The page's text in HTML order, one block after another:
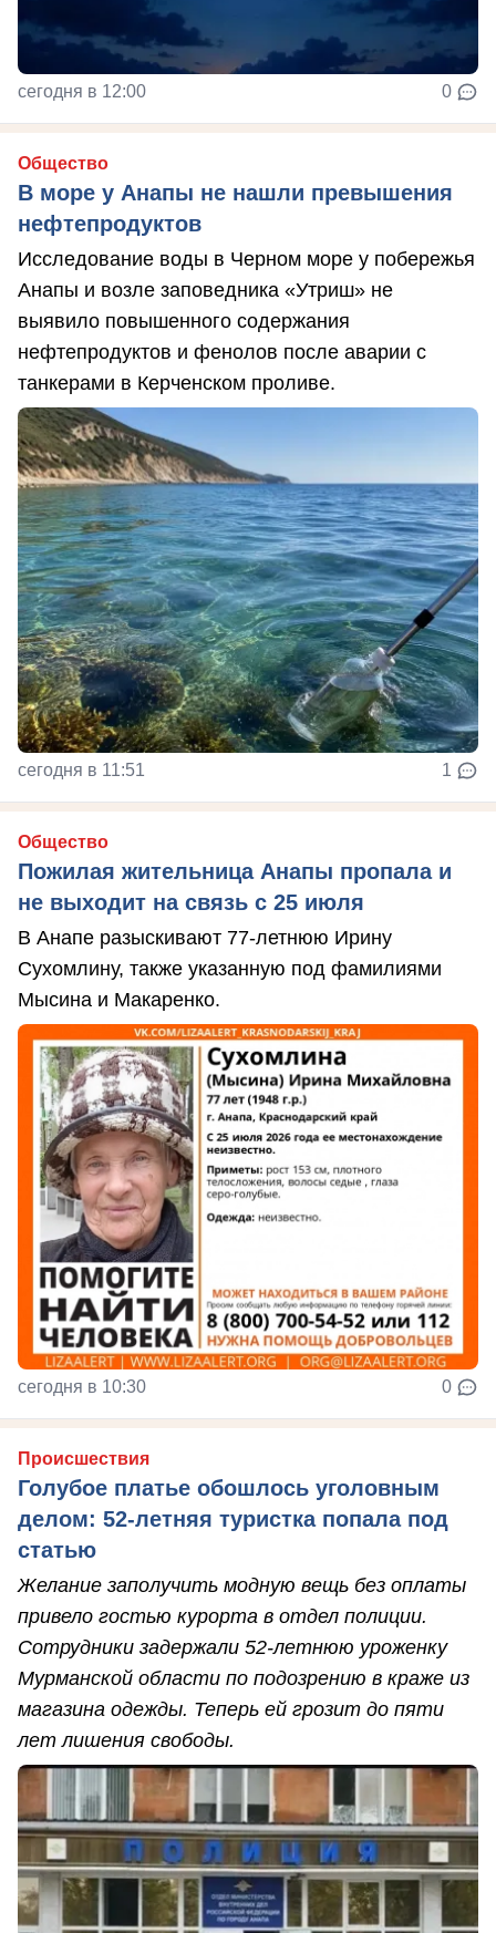
сегодня в 12:00 0
Общество
В море у Анапы не нашли превышения
нефтепродуктов
Исследование воды в Черном море у побережья
Анапы и возле заповедника «Утриш» не
выявило повышенного содержания
нефтепродуктов и фенолов после аварии с
танкерами в Керченском проливе.
сегодня в 11:51 1
Общество
Пожилая жительница Анапы пропала и
не выходит на связь с 25 июля
В Анапе разыскивают 77-летнюю Ирину
Сухомлину, также указанную под фамилиями
Мысина и Макаренко.
сегодня в 10:30 0
Происшествия
Голубое платье обошлось уголовным
делом: 52-летняя туристка попала под
статью
Желание заполучить модную вещь без оплаты
привело гостью курорта в отдел полиции.
Сотрудники задержали 52-летнюю уроженку
Мурманской области по подозрению в краже из
магазина одежды. Теперь ей грозит до пяти
лет лишения свободы.